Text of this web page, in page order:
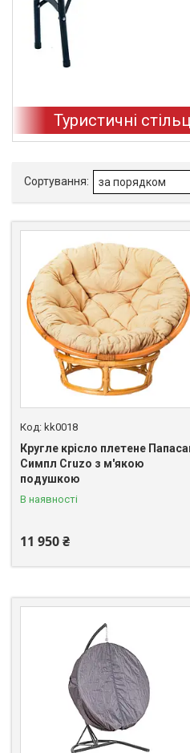
Туристичні
kk0018
Кругле крісло плетене
Симпл Cruzo з м'якою
подушкою
В наявності
11 950 ₴